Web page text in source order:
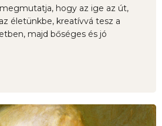
hogy az ige az út,
életünkbe, kreatívvá tesz a
majd bőséges és jó